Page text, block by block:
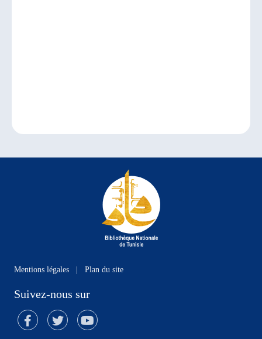
Mentions légales Plan du site
Suivez-nous sur